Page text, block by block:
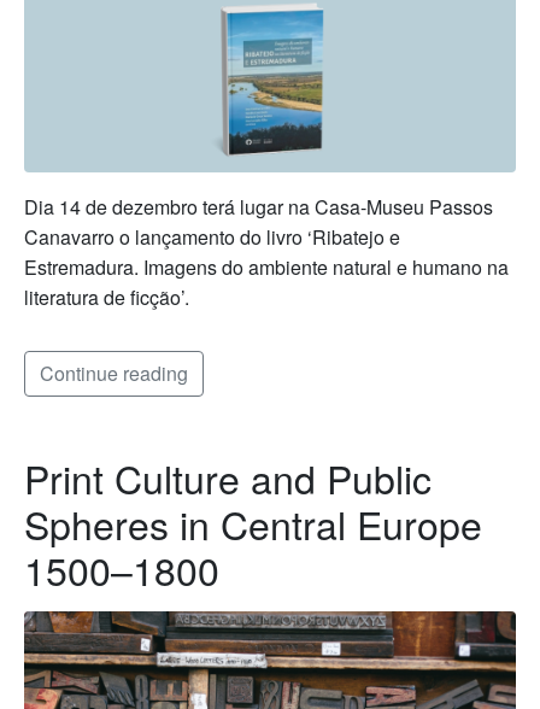
Dia 14 de dezembro terá lugar na Casa-Museu Passos
Canavarro o lançamento do livro ‘Ribatejo e
Estremadura. Imagens do ambiente natural e humano na
literatura de ficção’.
Continue reading
Print Culture and Public
Spheres in Central Europe
1500–1800